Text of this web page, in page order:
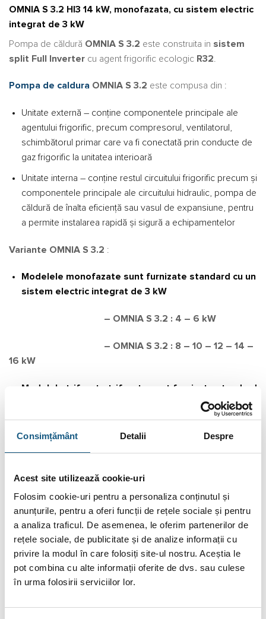
Consimțământ Detalii Despre
Acest site utilizează cookie-uri
Folosim cookie-uri pentru a personaliza conținutul și
anunțurile, pentru a oferi funcții de rețele sociale și pentru
a analiza traficul. De asemenea, le oferim partenerilor de
rețele sociale, de publicitate și de analize informații cu
privire la modul în care folosiți site-ul nostru. Aceștia le
pot combina cu alte informații oferite de dvs. sau culese
în urma folosirii serviciilor lor.
OMNIA S 3.2 HI3 14 kW, monofazata, cu sistem electric
integrat de 3 kW
Pompa de căldură OMNIA S 3.2 este construita in sistem
split Full Inverter cu agent frigorific ecologic R32
Pompa de caldura OMNIA S 3.2 este compusa din :
Unitate externă – conține componentele principale ale
agentului frigorific, precum compresorul, ventilatorul,
schimbătorul primar care va fi conectată prin conducte de
gaz frigorific la unitatea interioară
Unitate interna – conține restul circuitului frigorific precum și
componentele principale ale circuitului hidraulic, pompa de
căldură de înalta eficiență sau vasul de expansiune, pentru
a permite instalarea rapidă și sigură a echipamentelor
Variante OMNIA S 3.2 :
Modelele monofazate sunt furnizate standard cu un
sistem electric integrat de 3 kW
– OMNIA S 3.2 : 4 – 6 kW
– OMNIA S 3.2 : 8 – 10 – 12 – 14 –
16 kW
Modelele trifazate trifazate sunt furnizate standard
– OMNIA S 3.2 : 12T – 14T – 16T
Instalarea unui sistem split oferă avantajul incontestabil de a
temperaturi (până la -25°C) sau în absența energiei electrice .
Toate unitățile satisfac exigențele sistemelor de
încălzire/răcire, având capacitatea de a produce agent termic
până la 65°C, fiind astfel ideale pentru toate tipurile de
sisteme, fie că este vorba deîncălzire în pardoseală,
ventiloconvectoare, radiatoare sau producție de apă caldă